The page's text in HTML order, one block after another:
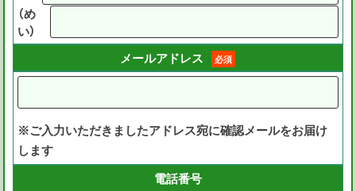
（め
い）
メールアドレス
必須
※ご入力いただきましたアドレス宛に確認メールをお届け
します
電話番号